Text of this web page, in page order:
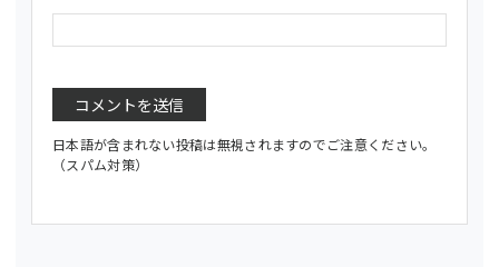
日本語が含まれない投稿は無視されますのでご注意ください。
（スパム対策）